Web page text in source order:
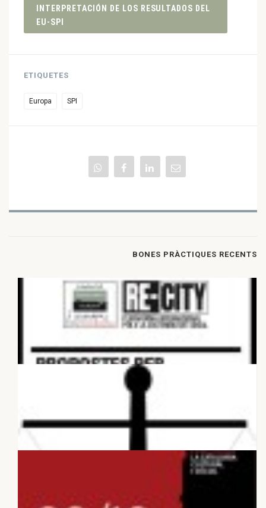
INTERPRETACIÓN DE LOS RESULTADOS DEL
EU-SPI
ETIQUETES
Europa SPI
BONES PRÀCTIQUES RECENTS